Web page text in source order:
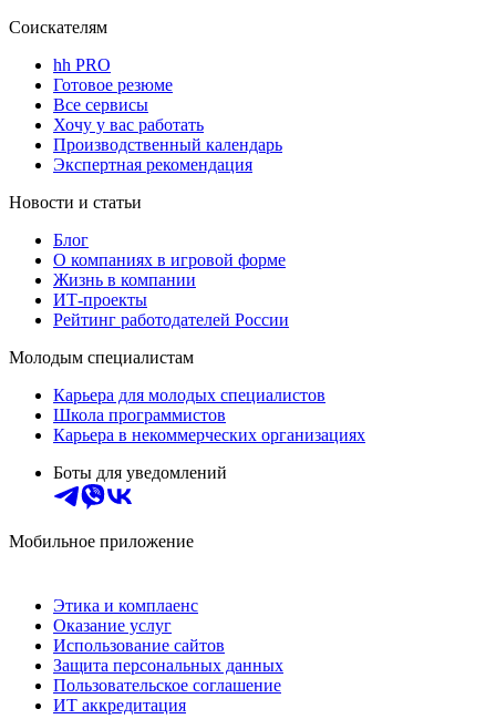
Соискателям
hh PRO
Готовое резюме
Все сервисы
Хочу у вас работать
Производственный календарь
Экспертная рекомендация
Новости и статьи
Блог
О компаниях в игровой форме
Жизнь в компании
ИТ-проекты
Рейтинг работодателей России
Молодым специалистам
Карьера для молодых специалистов
Школа программистов
Карьера в некоммерческих организациях
Боты для уведомлений
Мобильное приложение
Этика и комплаенс
Оказание услуг
Использование сайтов
Защита персональных данных
Пользовательское соглашение
ИТ аккредитация